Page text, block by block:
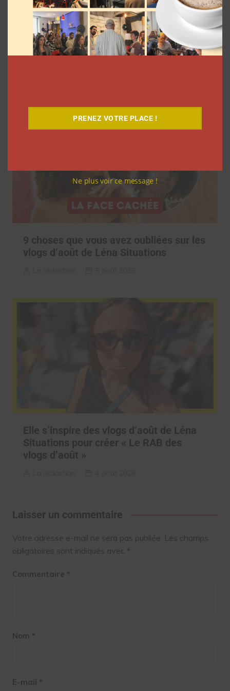
7 séries sur les influenceurs et les
réseaux sociaux à regarder cet été sur
9 choses que vous avez oubliées sur les
vlogs d’août de Léna Situations
Elle s’inspire des vlogs d’août de Léna
Situations pour créer « Le RAB des
vlogs d’août »
Laisser un commentaire
Votre adresse e-mail ne sera pas publiée. Les champs
obligatoires sont indiqués avec *
Commentaire *
Nom *
E-mail *
PRENEZ VOTRE PLACE !
Ne plus voir ce message !